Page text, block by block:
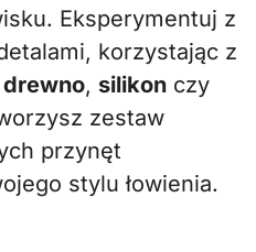
Eksperymentuj z
korzystając z
drewno, silikon czy
zestaw
przynęt
stylu łowienia.